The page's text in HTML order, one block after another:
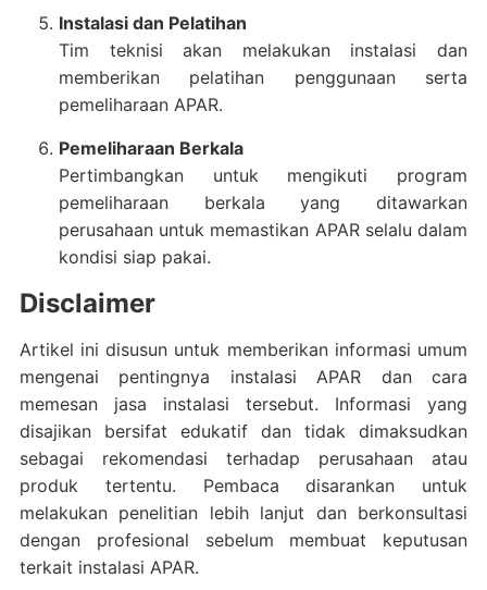
Instalasi dan Pelatihan
Tim teknisi akan melakukan instalasi dan
memberikan pelatihan penggunaan serta
pemeliharaan APAR.
Pemeliharaan Berkala
Pertimbangkan untuk mengikuti program
pemeliharaan berkala yang ditawarkan
perusahaan untuk memastikan APAR selalu dalam
kondisi siap pakai.
Disclaimer
Artikel ini disusun untuk memberikan informasi umum
mengenai pentingnya instalasi APAR dan cara
memesan jasa instalasi tersebut.
Informasi yang
disajikan bersifat edukatif dan tidak dimaksudkan
sebagai rekomendasi terhadap perusahaan atau
produk tertentu.
Pembaca disarankan untuk
melakukan penelitian lebih lanjut dan berkonsultasi
dengan profesional sebelum membuat keputusan
terkait instalasi APAR.